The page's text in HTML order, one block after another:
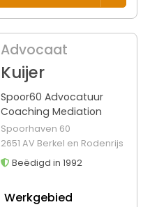
Advocaat
Kuijer
Spoor60 Advocatuur
Coaching Mediation
Spoorhaven 60
2651 AV Berkel en Rodenrijs
Beëdigd in 1992
Werkgebied